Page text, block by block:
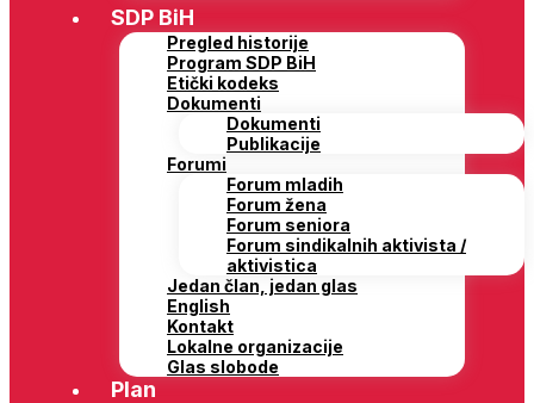
SDP BiH
Pregled historije
Program SDP BiH
Etički kodeks
Dokumenti
Dokumenti
Publikacije
Forumi
Forum mladih
Forum žena
Forum seniora
Forum sindikalnih aktivista /
aktivistica
Jedan član, jedan glas
English
Kontakt
Lokalne organizacije
Glas slobode
Plan